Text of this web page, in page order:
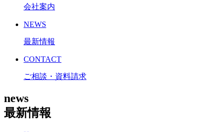
会社案内
NEWS
最新情報
CONTACT
ご相談・資料請求
news
最新情報